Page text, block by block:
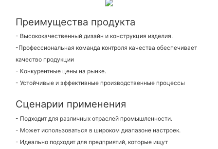
Преимущества продукта
- Высококачественный дизайн и конструкция изделия.
-Профессиональная команда контроля качества обеспечивает
качество продукции
- Конкурентные цены на рынке.
- Устойчивые и эффективные производственные процессы
Сценарии применения
- Подходит для различных отраслей промышленности.
- Может использоваться в широком диапазоне настроек.
- Идеально подходит для предприятий, которые ищут